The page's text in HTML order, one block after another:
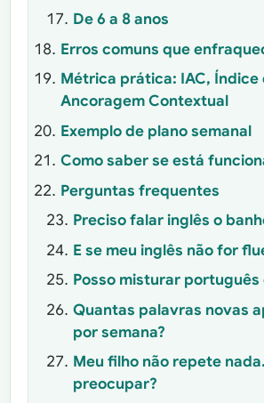
De 6 a 8 anos
Erros comuns que
Métrica prática: IAC, Índice
Ancoragem Contextual
Exemplo de plano semanal
Como saber se está
Perguntas frequentes
Preciso falar inglês o
E se meu inglês não for
Posso misturar português
Quantas palavras novas
por semana?
Meu filho não repete
preocupar?